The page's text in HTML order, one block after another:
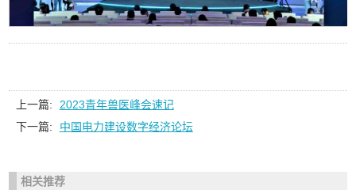
上一篇:
2023青年兽医峰会速记
下一篇:
中国电力建设数字经济论坛
相关推荐